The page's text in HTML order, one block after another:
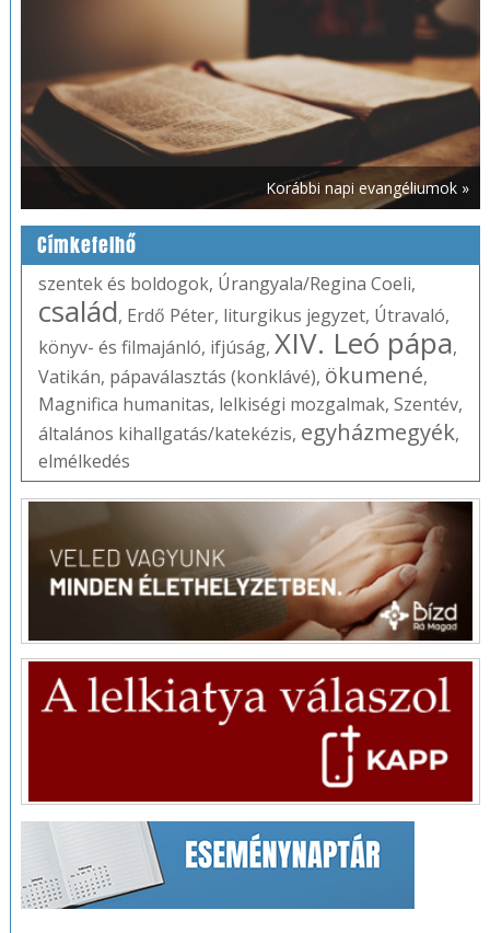
Korábbi napi evangéliumok »
Címkefelhő
szentek és boldogok, Úrangyala/Regina Coeli,
család, Erdő Péter, liturgikus jegyzet, Útravaló,
könyv- és filmajánló, ifjúság, XIV. Leó pápa,
Vatikán, pápaválasztás (konklávé), ökumené,
Magnifica humanitas, lelkiségi mozgalmak, Szentév,
általános kihallgatás/katekézis, egyházmegyék,
elmélkedés